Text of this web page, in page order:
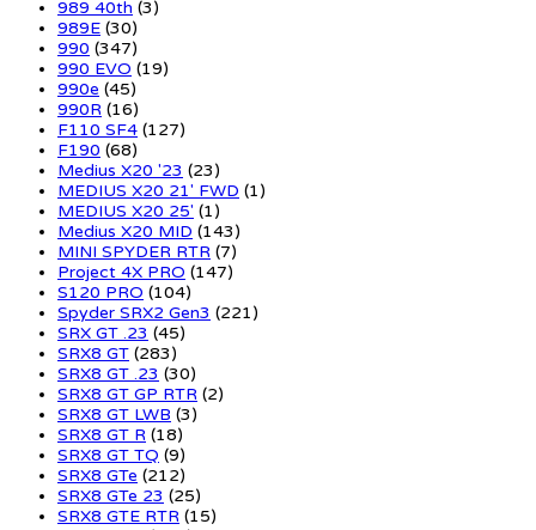
989 40th (3)
989E (30)
990 (347)
990 EVO (19)
990e (45)
990R (16)
F110 SF4 (127)
F190 (68)
Medius X20 '23 (23)
MEDIUS X20 21' FWD (1)
MEDIUS X20 25' (1)
Medius X20 MID (143)
MINI SPYDER RTR (7)
Project 4X PRO (147)
S120 PRO (104)
Spyder SRX2 Gen3 (221)
SRX GT .23 (45)
SRX8 GT (283)
SRX8 GT .23 (30)
SRX8 GT GP RTR (2)
SRX8 GT LWB (3)
SRX8 GT R (18)
SRX8 GT TQ (9)
SRX8 GTe (212)
SRX8 GTe 23 (25)
SRX8 GTE RTR (15)